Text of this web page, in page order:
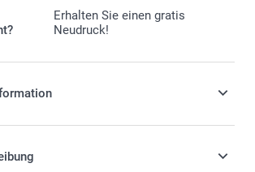
Erhalten Sie einen gratis
Neudruck!
sich in Schweizer Franken (CHF) inkl.